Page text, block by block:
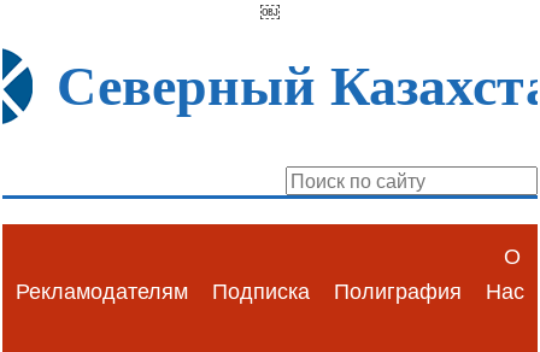
￼
Северный
Рекламодателям Подписка Полиграфия
О
Нас